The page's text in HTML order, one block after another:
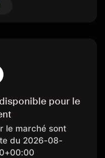
pour le
le marché sont
du 2026-08-